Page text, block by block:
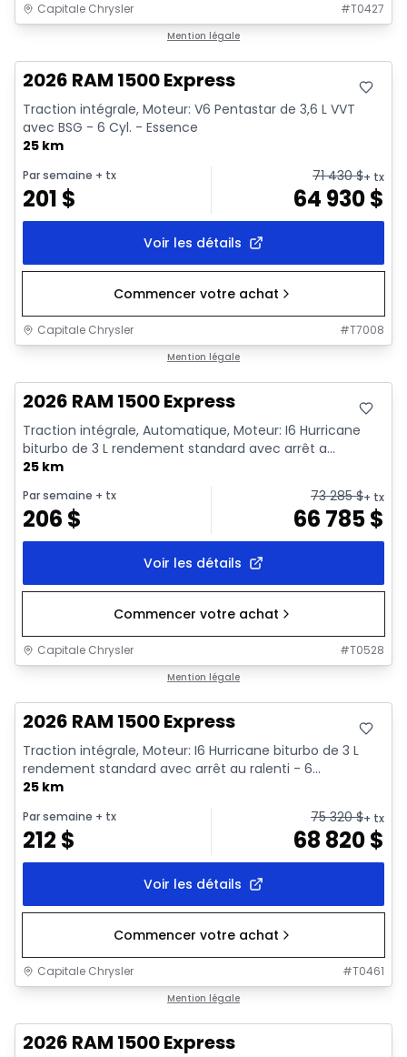
Capitale Chrysler #T0427
Mention légale
2026 RAM 1500 Express
Traction intégrale, Moteur: V6 Pentastar de 3,6 L VVT
avec BSG - 6 Cyl. - Essence
25 km
Par semaine + tx
201 $
71 430$+ tx
64 930$
Voir les détails
Commencer votre achat
Capitale Chrysler #T7008
Mention légale
2026 RAM 1500 Express
Traction intégrale, Automatique, Moteur: I6 Hurricane
biturbo de 3 L rendement standard avec arrêt a...
25 km
Par semaine + tx
206 $
73 285$+ tx
66 785$
Voir les détails
Commencer votre achat
Capitale Chrysler #T0528
Mention légale
2026 RAM 1500 Express
Traction intégrale, Moteur: I6 Hurricane biturbo de 3 L
rendement standard avec arrêt au ralenti - 6...
25 km
Par semaine + tx
212 $
75 320$+ tx
68 820$
Voir les détails
Commencer votre achat
Capitale Chrysler #T0461
Mention légale
2026 RAM 1500 Express